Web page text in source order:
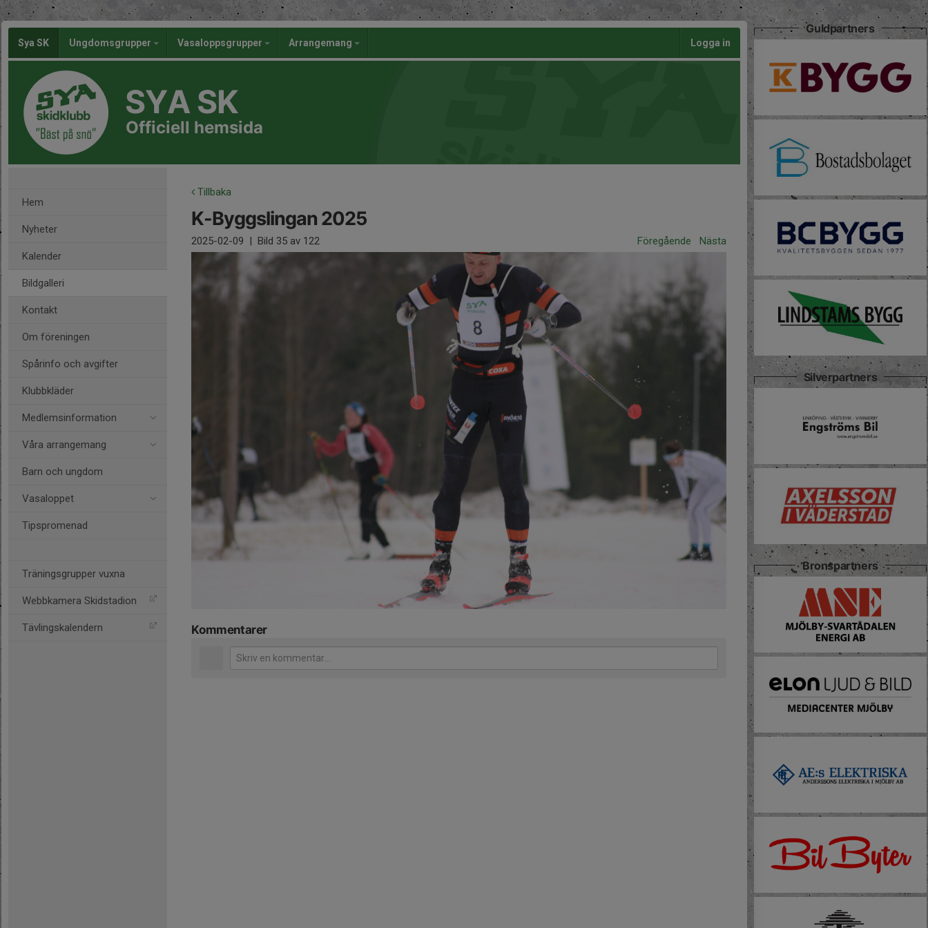
Sya SK Ungdomsgrupper Vasaloppsgrupper Arrangemang Logga in
SYA SK
Officiell hemsida
Hem
Nyheter
Kalender
Bildgalleri
Kontakt
Om föreningen
Spårinfo och avgifter
Klubbkläder
Medlemsinformation
Våra arrangemang
Barn och ungdom
Vasaloppet
Tipspromenad
Träningsgrupper vuxna
Webbkamera Skidstadion
Tävlingskalendern
Tillbaka
K-Byggslingan 2025
2025-02-09 | Bild 35 av 122 Föregående Nästa
Kommentarer
Guldpartners
Silverpartners
Bronspartners